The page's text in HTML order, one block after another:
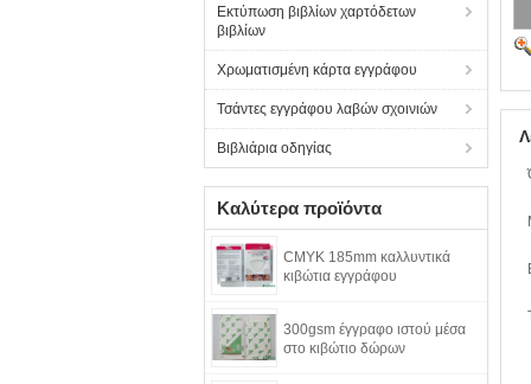
Εκτύπωση βιβλίων χαρτόδετων
βιβλίων
Χρωματισμένη κάρτα εγγράφου
Τσάντες εγγράφου λαβών σχοινιών
Βιβλιάρια οδηγίας
Καλύτερα προϊόντα
CMYK 185mm καλλυντικά
κιβώτια εγγράφου
300gsm έγγραφο ιστού μέσα
στο κιβώτιο δώρων